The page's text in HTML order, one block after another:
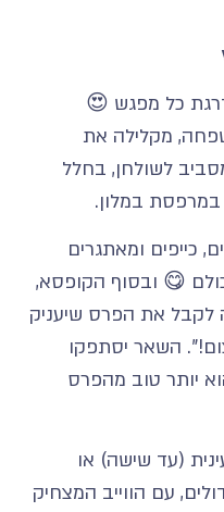
כל מפגש 😍
מקלילה את
לשולחן, בחלל
במרפסת במלון.
כייפים ומאתגרים
😋 ובסוף הקופסא,
לקבל את הפרס שיעניק
השאר יסתפקו
יותר טוב מהפרס
(עד שישה) או
עד גדולים, עם הווייב המצחיק